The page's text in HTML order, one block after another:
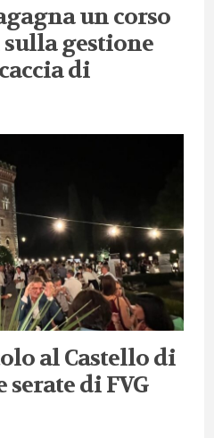
un corso
gestione
di
al Castello di
serate di FVG